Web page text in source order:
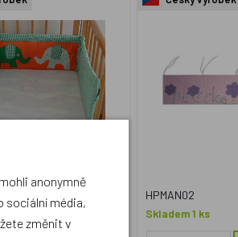
447 Kč
HPMAN02
Skladem 1 ks
anonymně
sociální média,
změnit v